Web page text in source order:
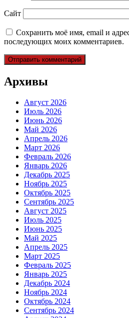
Сайт
Сохранить моё имя, email и
последующих моих комментариев.
Архивы
Август 2026
Июль 2026
Июнь 2026
Май 2026
Апрель 2026
Март 2026
Февраль 2026
Январь 2026
Декабрь 2025
Ноябрь 2025
Октябрь 2025
Сентябрь 2025
Август 2025
Июль 2025
Июнь 2025
Май 2025
Апрель 2025
Март 2025
Февраль 2025
Январь 2025
Декабрь 2024
Ноябрь 2024
Октябрь 2024
Сентябрь 2024